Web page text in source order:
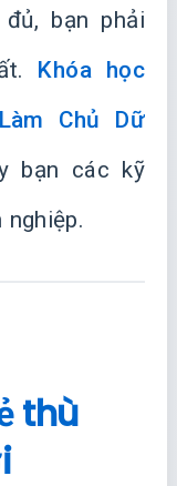
bạn phải
Khóa học
Chủ Dữ
bạn các kỹ
thù